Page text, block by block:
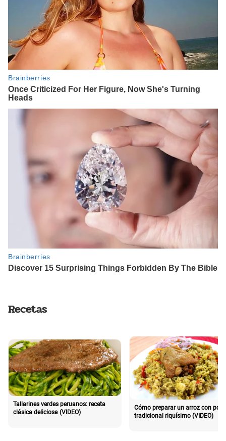
Recetas
Tallarines verdes peruanos: receta
clásica deliciosa (VIDEO)
Cómo preparar un arroz con pollo
tradicional riquísimo (VIDEO)